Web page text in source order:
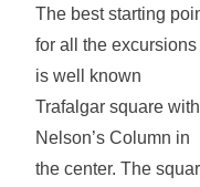
The best starting
for all the excursions
is well known
Trafalgar square with
Nelson’s Column in
the center. The